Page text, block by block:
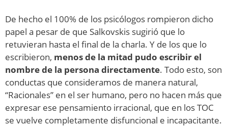
De hecho el 100% de los psicólogos rompieron dicho
papel a pesar de que Salkovskis sugirió que lo
retuvieran hasta el final de la charla. Y de los que lo
escribieron, menos de la mitad pudo escribir el
nombre de la persona directamente. Todo esto, son
conductas que consideramos de manera natural,
“Racionales” en el ser humano, pero no hacen más que
expresar ese pensamiento irracional, que en los TOC
se vuelve completamente disfuncional e incapacitante.